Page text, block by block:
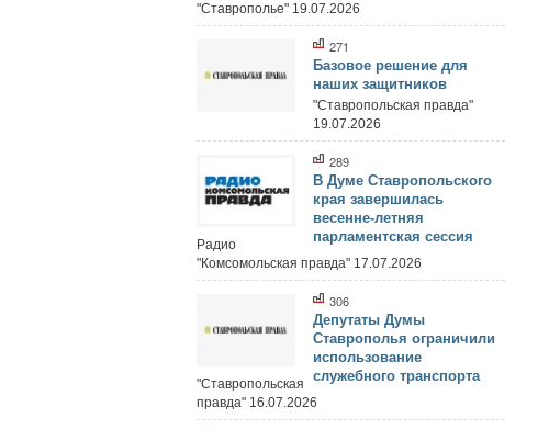
"Ставрополье" 19.07.2026
271
Базовое решение для
наших защитников
"Ставропольская правда"
19.07.2026
289
В Думе Ставропольского
края завершилась
весенне-летняя
парламентская сессия
Радио
"Комсомольская правда" 17.07.2026
306
Депутаты Думы
Ставрополья ограничили
использование
служебного транспорта
"Ставропольская
правда" 16.07.2026